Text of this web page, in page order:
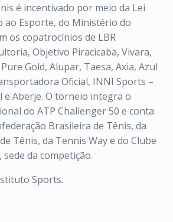
é incentivado por meio da Lei
ao Esporte, do Ministério do
os copatrocínios de LBR
Objetivo Piracicaba, Vivara,
Gold, Alupar, Taesa, Axia, Azul
Oficial, INNI Sports –
e Aberje. O torneio integra o
do ATP Challenger 50 e conta
Brasileira de Tênis, da
Tênis, da Tennis Way e do Clube
da competição.
Sports.